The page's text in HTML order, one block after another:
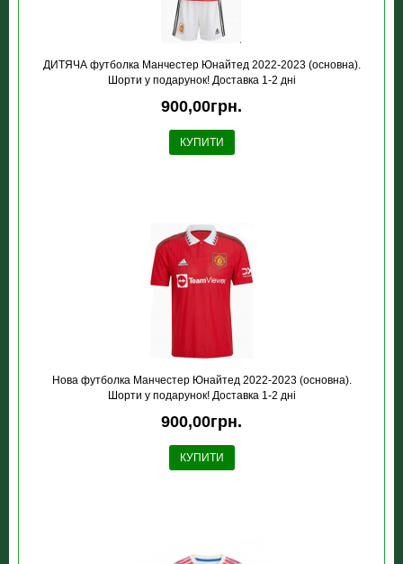
ДИТЯЧА футболка Манчестер Юнайтед 2022-2023 (основна).
Шорти у подарунок! Доставка 1-2 дні
900,00грн.
КУПИТИ
Нова футболка Манчестер Юнайтед 2022-2023 (основна).
Шорти у подарунок! Доставка 1-2 дні
900,00грн.
КУПИТИ